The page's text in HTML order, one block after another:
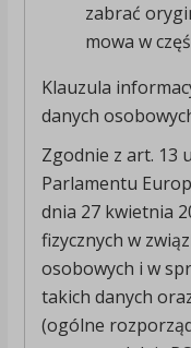
zabrać
mowa w
Klauzula
danych
Zgodnie z art. 13
Parlamentu
dnia 27 kwietnia
fizycznych w
osobowych i w
takich danych
(ogólne